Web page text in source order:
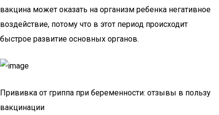
вакцина может оказать на организм ребенка негативное
воздействие, потому что в этот период происходит
быстрое развитие основных органов.
Прививка от гриппа при беременности: отзывы в пользу
вакцинации